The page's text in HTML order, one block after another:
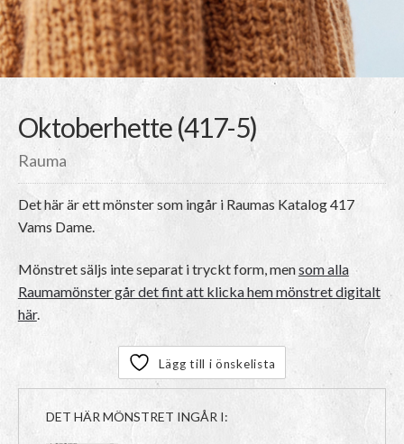
Oktoberhette (417-5)
Rauma
Det här är ett mönster som ingår i Raumas Katalog 417
Vams Dame.
Mönstret säljs inte separat i tryckt form, mensom alla
Raumamönster går det fint att klicka hem mönstret digitalt
här.
Lägg till i önskelista
DET HÄR MÖNSTRET INGÅR I: